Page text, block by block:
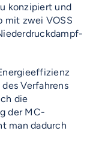
konzipiert und
mit zwei VOSS
Verfahrens
die
der MC-
man dadurch